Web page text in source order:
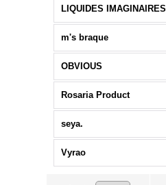
LIQUIDES IMAGINAIRES
m's braque
OBVIOUS
Rosaria Product
seya.
Vyrao